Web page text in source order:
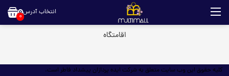
انتخاب آدرس0
اقامتگاه
کلیه حقوق این وب سایت متعلق به شرکت ایده پردازان پیشداد فاطر است.